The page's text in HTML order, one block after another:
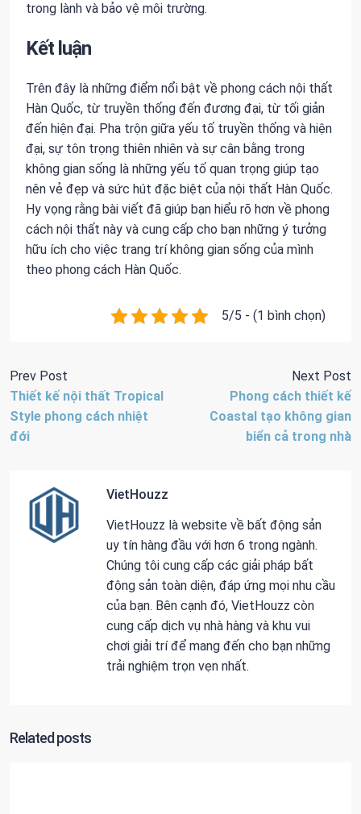
trong lành và bảo vệ môi trường.
Kết luận
Trên đây là những điểm nổi bật về phong cách nội thất
Hàn Quốc, từ truyền thống đến đương đại, từ tối giản
đến hiện đại. Pha trộn giữa yếu tố truyền thống và hiện
đại, sự tôn trọng thiên nhiên và sự cân bằng trong
không gian sống là những yếu tố quan trọng giúp tạo
nên vẻ đẹp và sức hút đặc biệt của nội thất Hàn Quốc.
Hy vọng rằng bài viết đã giúp bạn hiểu rõ hơn về phong
cách nội thất này và cung cấp cho bạn những ý tưởng
hữu ích cho việc trang trí không gian sống của mình
theo phong cách Hàn Quốc.
5/5 - (1 bình chọn)
Prev Post
Thiết kế nội thất Tropical
Style phong cách nhiệt
đới
Next Post
Phong cách thiết kế
Coastal tạo không gian
biển cả trong nhà
VietHouzz
VietHouzz là website về bất động sản
uy tín hàng đầu với hơn 6 trong ngành.
Chúng tôi cung cấp các giải pháp bất
động sản toàn diện, đáp ứng mọi nhu cầu
của bạn. Bên cạnh đó, VietHouzz còn
cung cấp dịch vụ nhà hàng và khu vui
chơi giải trí để mang đến cho bạn những
trải nghiệm trọn vẹn nhất.
Related posts